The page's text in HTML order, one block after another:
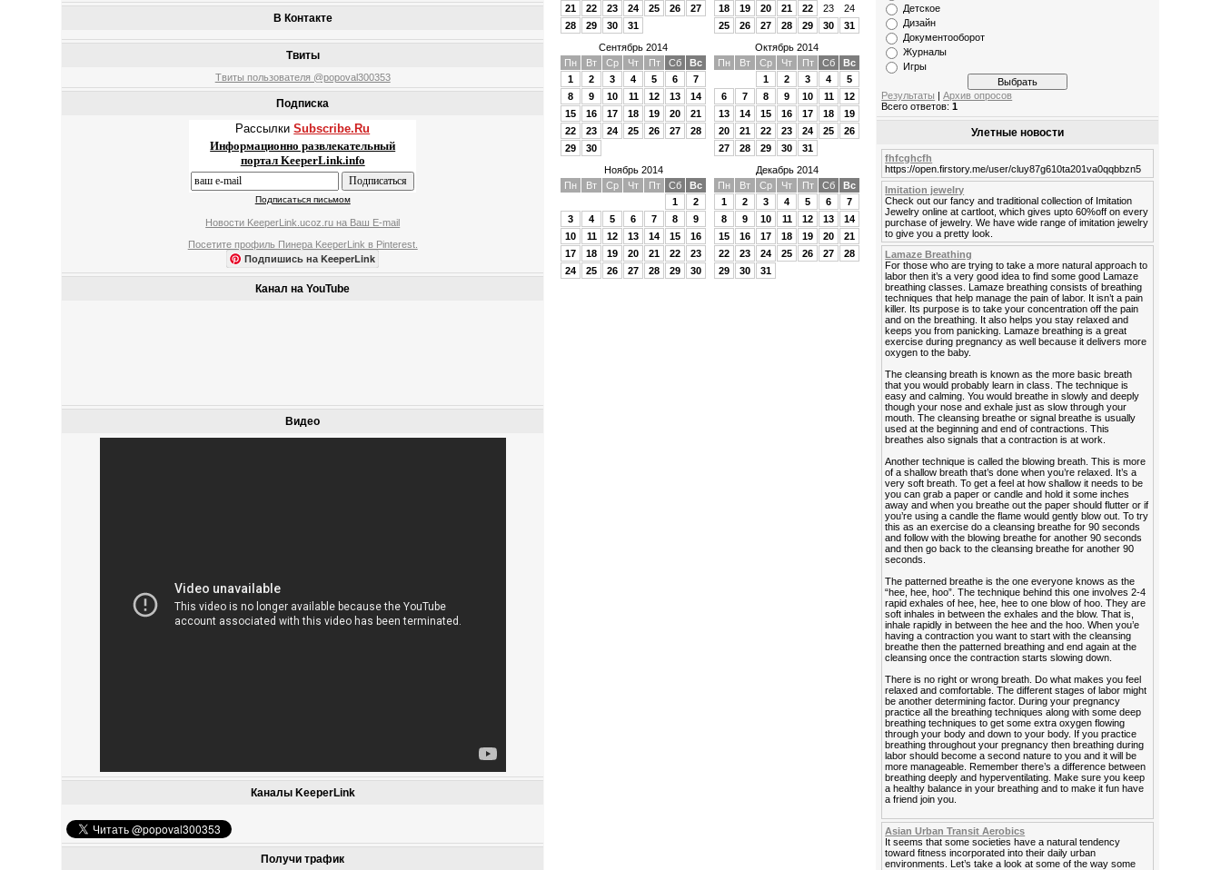
В Контакте
Твиты
Твиты пользователя @popoval300353
Подписка
РассылкиSubscribe.Ru
Информационно развлекательный
портал KeeperLink.info
Подписаться письмом
Новости KeeperLink.ucoz.ru на Ваш E-mail
Посетите профиль Пинера KeeperLink в Pinterest.
Подпишись на KeeperLink
Канал на YouTube
Видео
Каналы KeeperLink
Получи трафик
21
22 23 24 25 26
27
28
29 30 31
18
19 20 21 22 23
24
25
26 27 28 29 30
31
Сентябрь 2014
Пн
Вт Ср Чт Пт Сб
Вс
1
2 3 4 5 6
7
8
9 10 11 12 13
14
15
16 17 18 19 20
21
22
23 24 25 26 27
28
29
30
Октябрь 2014
Пн
Вт Ср Чт Пт Сб
Вс
1
2 3 4
5
6
7 8 9 10 11
12
13
14 15 16 17 18
19
20
21 22 23 24 25
26
27
28 29 30
31
Ноябрь 2014
Пн
Вт Ср Чт Пт Сб
Вс
1
2
3
4 5 6 7 8
9
10
11 12 13 14 15
16
17
18 19 20 21 22
23
24
25 26 27 28 29 30
Декабрь 2014
Пн
Вт Ср Чт Пт Сб
Вс
1
2 3 4 5 6
7
8
9 10 11 12 13
14
15
16 17 18 19 20
21
22
23 24 25 26 27
28
29
30 31
Детское
Дизайн
Документооборот
Журналы
Игры
Результаты |Архив опросов
Всего ответов:1
Улетные новости
fhfcghcfh
https://open.firstory.me/user/cluy87g610ta201va0qqbbzn5
Imitation jewelry
Check out our fancy and traditional collection of Imitation
Jewelry online at cartloot, which gives upto 60%off on every
purchase of jewelry. We have wide range of imitation jewelry
to give you a pretty look.
Lamaze Breathing
For those who are trying to take a more natural approach to
labor then it’s a very good idea to find some good Lamaze
breathing classes. Lamaze breathing consists of breathing
techniques that help manage the pain of labor. It isn’t a pain
killer. Its purpose is to take your concentration off the pain
and on the breathing. It also helps you stay relaxed and
keeps you from panicking. Lamaze breathing is a great
exercise during pregnancy as well because it delivers more
oxygen to the baby.
The cleansing breath is known as the more basic breath
that you would probably learn in class. The technique is
easy and calming. You would breathe in slowly and deeply
though your nose and exhale just as slow through your
mouth. The cleansing breathe or signal breathe is usually
used at the beginning and end of contractions. This
breathes also signals that a contraction is at work.
Another technique is called the blowing breath. This is more
of a shallow breath that’s done when you’re relaxed. It’s a
very soft breath. To get a feel at how shallow it needs to be
you can grab a paper or candle and hold it some inches
away and when you breathe out the paper should flutter or if
you’re using a candle the flame would gently blow out. To try
this as an exercise do a cleansing breathe for 90 seconds
and follow with the blowing breathe for another 90 seconds
and then go back to the cleansing breathe for another 90
seconds.
The patterned breathe is the one everyone knows as the
“hee, hee, hoo”. The technique behind this one involves 2-4
rapid exhales of hee, hee, hee to one blow of hoo. They are
soft inhales in between the exhales and the blow. That is,
inhale rapidly in between the hee and the hoo. When you’e
having a contraction you want to start with the cleansing
breathe then the patterned breathing and end again at the
cleansing once the contraction starts slowing down.
There is no right or wrong breath. Do what makes you feel
relaxed and comfortable. The different stages of labor might
be another determining factor. During your pregnancy
practice all the breathing techniques along with some deep
breathing techniques to get some extra oxygen flowing
through your body and down to your body. If you practice
breathing throughout your pregnancy then breathing during
labor should become a second nature to you and it will be
more manageable. Remember there’s a difference between
breathing deeply and hyperventilating. Make sure you keep
a healthy balance in your breathing and to make it fun have
a friend join you.
Asian Urban Transit Aerobics
It seems that some societies have a natural tendency
toward fitness incorporated into their daily urban
environments. Let’s take a look at some of the way some